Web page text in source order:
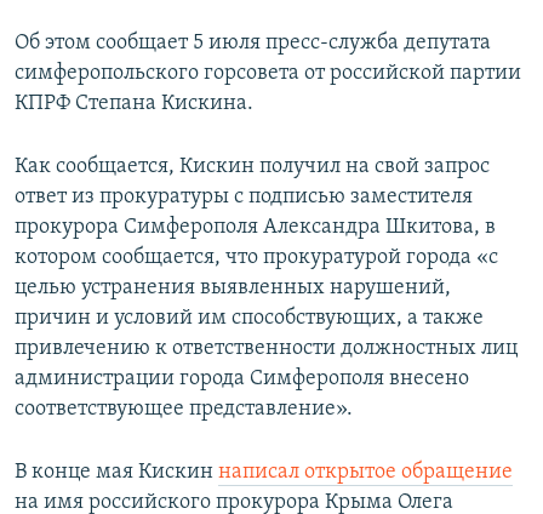
УКРАИНСКАЯ ПРОБЛЕМА КРЫМА
Все сайты RFE/RL
Об этом сообщает 5 июля пресс-служба депутата
симферопольского горсовета от российской партии
КПРФ Степана Кискина.
Как сообщается, Кискин получил на свой запрос
ответ из прокуратуры с подписью заместителя
прокурора Симферополя Александра Шкитова, в
котором сообщается, что прокуратурой города «с
целью устранения выявленных нарушений,
причин и условий им способствующих, а также
привлечению к ответственности должностных лиц
администрации города Симферополя внесено
соответствующее представление».
В конце мая Кискин написал открытое обращение
на имя российского прокурора Крыма Олега